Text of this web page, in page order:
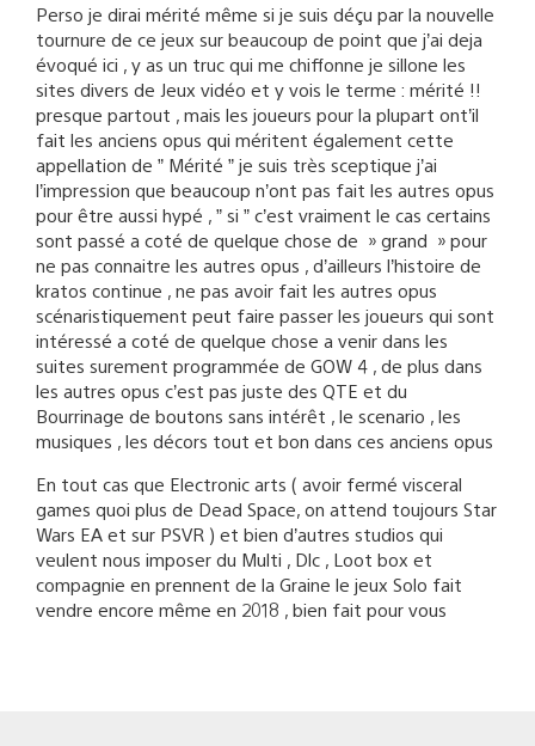
Perso je dirai mérité même si je suis déçu par la nouvelle
tournure de ce jeux sur beaucoup de point que j’ai deja
évoqué ici , y as un truc qui me chiffonne je sillone les
sites divers de Jeux vidéo et y vois le terme : mérité !!
presque partout , mais les joueurs pour la plupart ont’il
fait les anciens opus qui méritent également cette
appellation de ” Mérité ” je suis très sceptique j’ai
l’impression que beaucoup n’ont pas fait les autres opus
pour être aussi hypé , ” si ” c’est vraiment le cas certains
sont passé a coté de quelque chose de » grand » pour
ne pas connaitre les autres opus , d’ailleurs l’histoire de
kratos continue , ne pas avoir fait les autres opus
scénaristiquement peut faire passer les joueurs qui sont
intéressé a coté de quelque chose a venir dans les
suites surement programmée de GOW 4 , de plus dans
les autres opus c’est pas juste des QTE et du
Bourrinage de boutons sans intérêt , le scenario , les
musiques , les décors tout et bon dans ces anciens opus
En tout cas que Electronic arts ( avoir fermé visceral
games quoi plus de Dead Space, on attend toujours Star
Wars EA et sur PSVR ) et bien d’autres studios qui
veulent nous imposer du Multi , Dlc , Loot box et
compagnie en prennent de la Graine le jeux Solo fait
vendre encore même en 2018 , bien fait pour vous